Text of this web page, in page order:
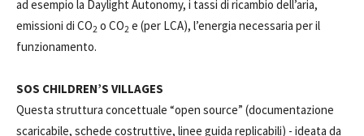
ad esempio la Daylight Autonomy, i tassi di ricambio dell’aria,
emissioni di CO2 o CO2 e (per LCA), l’energia necessaria per il
funzionamento.
SOS CHILDREN’S VILLAGES
Questa struttura concettuale “open source” (documentazione
scaricabile, schede costruttive, linee guida replicabili) - ideata da